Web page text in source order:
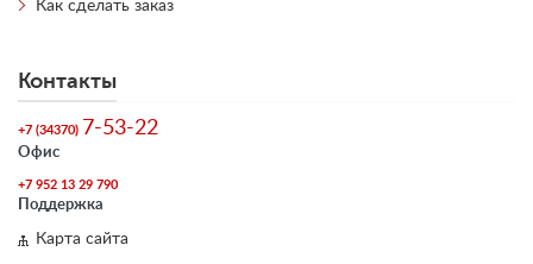
Как сделать заказ
Контакты
+7 (34370) 7-53-22
Офис
+7 952 13 29 790
Поддержка
Карта сайта